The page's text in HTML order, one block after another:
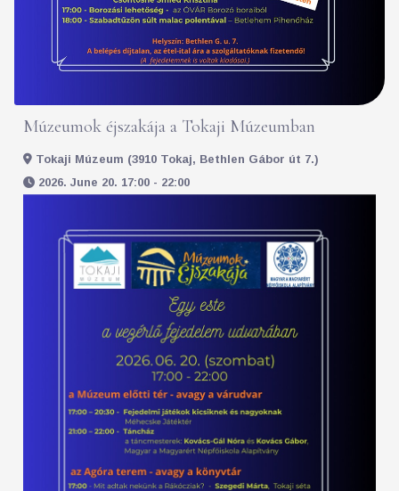
Múzeumok éjszakája a Tokaji Múzeumban
Tokaji Múzeum (3910 Tokaj, Bethlen Gábor út 7.)
2026. June 20. 17:00 - 22:00